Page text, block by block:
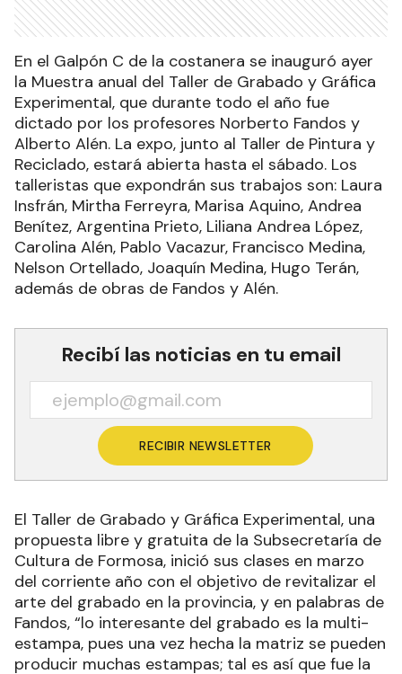
En el Galpón C de la costanera se inauguró ayer
la Muestra anual del Taller de Grabado y Gráfica
Experimental, que durante todo el año fue
dictado por los profesores Norberto Fandos y
Alberto Alén. La expo, junto al Taller de Pintura y
Reciclado, estará abierta hasta el sábado. Los
talleristas que expondrán sus trabajos son: Laura
Insfrán, Mirtha Ferreyra, Marisa Aquino, Andrea
Benítez, Argentina Prieto, Liliana Andrea López,
Carolina Alén, Pablo Vacazur, Francisco Medina,
Nelson Ortellado, Joaquín Medina, Hugo Terán,
además de obras de Fandos y Alén.
Recibí las noticias en tu email
RECIBIR NEWSLETTER
El Taller de Grabado y Gráfica Experimental, una
propuesta libre y gratuita de la Subsecretaría de
Cultura de Formosa, inició sus clases en marzo
del corriente año con el objetivo de revitalizar el
arte del grabado en la provincia, y en palabras de
Fandos, “lo interesante del grabado es la multi-
estampa, pues una vez hecha la matriz se pueden
producir muchas estampas; tal es así que fue la